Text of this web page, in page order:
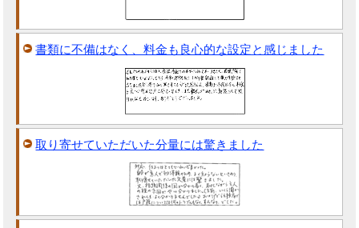
書類に不備はなく、料金も良心的な設定と感じました
取り寄せていただいた分量には驚きました